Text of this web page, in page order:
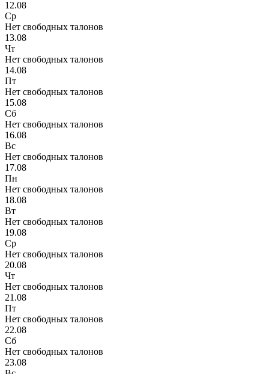
12.08
Ср
Нет свободных талонов
13.08
Чт
Нет свободных талонов
14.08
Пт
Нет свободных талонов
15.08
Сб
Нет свободных талонов
16.08
Вс
Нет свободных талонов
17.08
Пн
Нет свободных талонов
18.08
Вт
Нет свободных талонов
19.08
Ср
Нет свободных талонов
20.08
Чт
Нет свободных талонов
21.08
Пт
Нет свободных талонов
22.08
Сб
Нет свободных талонов
23.08